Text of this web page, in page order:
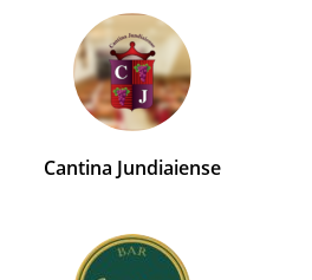
Cantina Jundiaiense